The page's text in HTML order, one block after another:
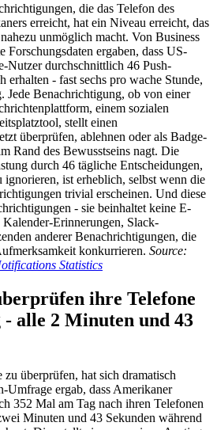
die das Telefon des
erreicht, hat ein Niveau erreicht, das
unmöglich macht. Von Business
Forschungsdaten ergaben, dass US-
Nutzer durchschnittlich 46 Push-
erhalten - fast sechs pro wache Stunde,
Jede Benachrichtigung, ob von einer
einem sozialen
stellt einen
überprüfen, ablehnen oder als Badge-
Rand des Bewusstseins nagt. Die
durch 46 tägliche Entscheidungen,
ignorieren, ist erheblich, selbst wenn die
trivial erscheinen. Und diese
- sie beinhaltet keine E-
Erinnerungen, Slack-
anderer Benachrichtigungen, die
konkurrieren. Source:
Statistics
ihre Telefone
- alle 2 Minuten und 43
überprüfen, hat sich dramatisch
Umfrage ergab, dass Amerikaner
352 Mal am Tag nach ihren Telefonen
Minuten und 43 Sekunden während